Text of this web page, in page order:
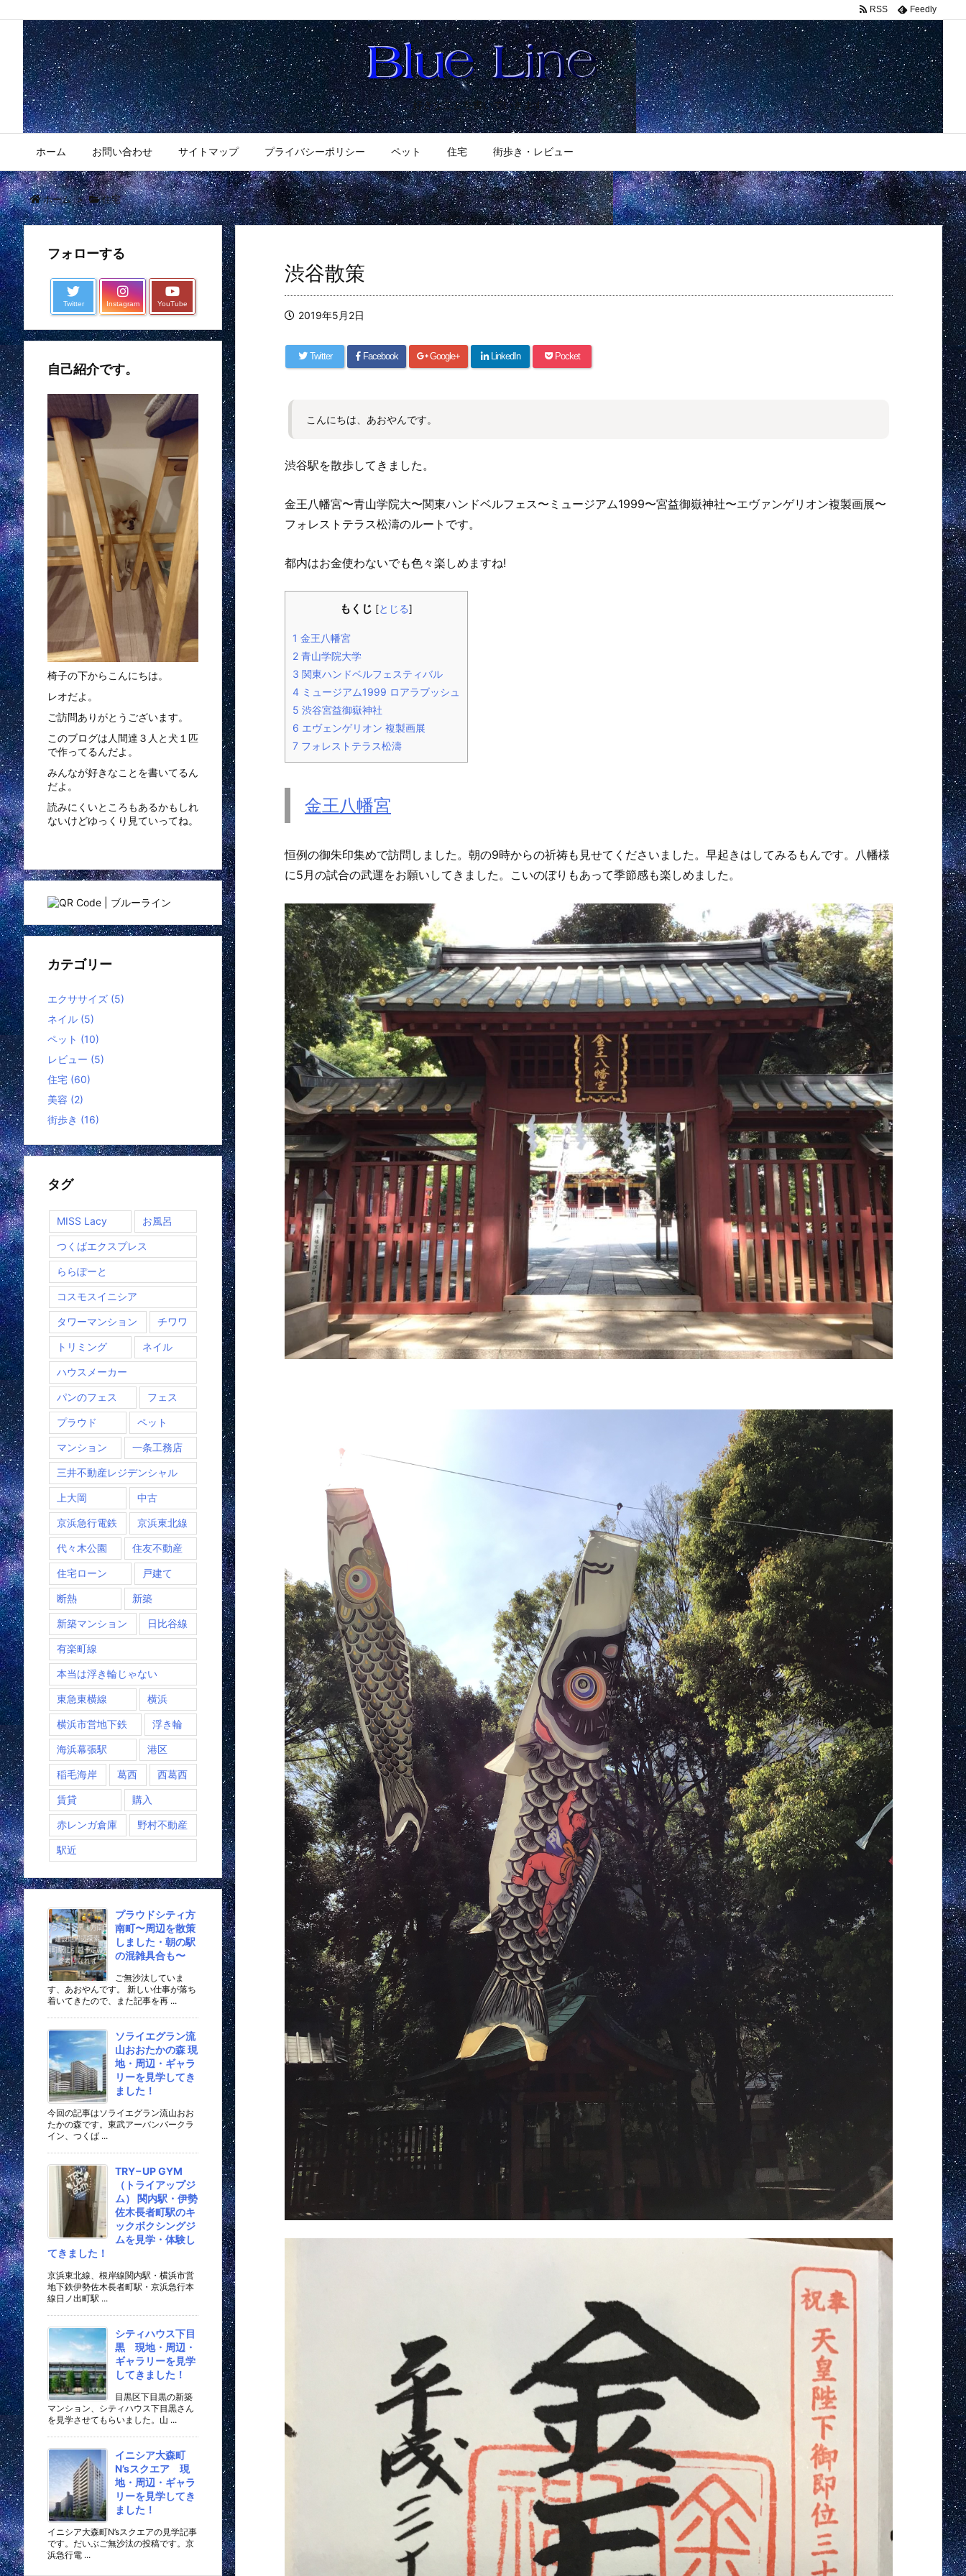
好きなことを書いていきます。
ホーム お問い合わせ サイトマップ プライバシーポリシー ペット 住宅 街歩き・レビュー
RSS Feedly
ホーム > 住宅
渋谷散策
2019年5月2日
Twitter Facebook Google+ LinkedIn Pocket
こんにちは、あおやんです。
渋谷駅を散歩してきました。
金王八幡宮〜青山学院大〜関東ハンドベルフェス〜ミュージアム1999〜宮益御嶽神社〜エヴァンゲリオン複製画展〜
フォレストテラス松濤のルートです。
都内はお金使わないでも色々楽しめますね!
もくじ [とじる]
1 金王八幡宮
2 青山学院大学
3 関東ハンドベルフェスティバル
4 ミュージアム1999 ロアラブッシュ
5 渋谷宮益御嶽神社
6 エヴェンゲリオン 複製画展
7 フォレストテラス松濤
金王八幡宮
恒例の御朱印集めで訪問しました。朝の9時からの祈祷も見せてくださいました。早起きはしてみるもんです。八幡様
に5月の試合の武運をお願いしてきました。こいのぼりもあって季節感も楽しめました。
フォローする
Twitter Instagram YouTube
自己紹介です。
椅子の下からこんにちは。
レオだよ。
ご訪問ありがとうございます。
このブログは人間達３人と犬１匹
で作ってるんだよ。
みんなが好きなことを書いてるん
だよ。
読みにくいところもあるかもしれ
ないけどゆっくり見ていってね。
カテゴリー
エクササイズ (5)
ネイル (5)
ペット (10)
レビュー (5)
住宅 (60)
美容 (2)
街歩き (16)
タグ
MISS Lacy お風呂
つくばエクスプレス
ららぽーと
コスモスイニシア
タワーマンション チワワ
トリミング ネイル
ハウスメーカー
パンのフェス フェス
プラウド ペット
マンション 一条工務店
三井不動産レジデンシャル
上大岡 中古
京浜急行電鉄 京浜東北線
代々木公園 住友不動産
住宅ローン 戸建て
断熱 新築
新築マンション 日比谷線
有楽町線
本当は浮き輪じゃない
東急東横線 横浜
横浜市営地下鉄 浮き輪
海浜幕張駅 港区
稲毛海岸 葛西 西葛西
賃貸 購入
赤レンガ倉庫 野村不動産
駅近
プラウドシティ方
南町〜周辺を散策
しました・朝の駅
の混雑具合も〜
ご無沙汰していま
す、あおやんです。 新しい仕事が落ち
着いてきたので、また記事を再 ...
ソライエグラン流
山おおたかの森 現
地・周辺・ギャラ
リーを見学してき
ました！
今回の記事はソライエグラン流山おお
たかの森です。東武アーバンパークラ
イン、つくば ...
TRY−UP GYM
（トライアップジ
ム） 関内駅・伊勢
佐木長者町駅のキ
ックボクシングジ
ムを見学・体験し
てきました！
京浜東北線、根岸線関内駅・横浜市営
地下鉄伊勢佐木長者町駅・京浜急行本
線日ノ出町駅 ...
シティハウス下目
黒 現地・周辺・
ギャラリーを見学
してきました！
目黒区下目黒の新築
マンション、シティハウス下目黒さん
を見学させてもらいました。山 ...
イニシア大森町
N’sスクエア 現
地・周辺・ギャラ
リーを見学してき
ました！
イニシア大森町N’sスクエアの見学記事
です。だいぶご無沙汰の投稿です。京
浜急行電 ...